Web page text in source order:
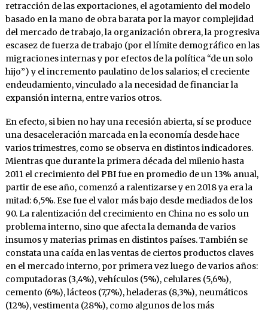
retracción de las exportaciones, el agotamiento del modelo
basado en la mano de obra barata por la mayor complejidad
del mercado de trabajo, la organización obrera, la progresiva
escasez de fuerza de trabajo (por el límite demográfico en las
migraciones internas y por efectos de la política “de un solo
hijo”) y el incremento paulatino de los salarios; el creciente
endeudamiento, vinculado a la necesidad de financiar la
expansión interna, entre varios otros.
En efecto, si bien no hay una recesión abierta, sí se produce
una desaceleración marcada en la economía desde hace
varios trimestres, como se observa en distintos indicadores.
Mientras que durante la primera década del milenio hasta
2011 el crecimiento del PBI fue en promedio de un 13% anual,
partir de ese año, comenzó a ralentizarse y en 2018 ya era la
mitad: 6,5%. Ese fue el valor más bajo desde mediados de los
90. La ralentización del crecimiento en China no es solo un
problema interno, sino que afecta la demanda de varios
insumos y materias primas en distintos países. También se
constata una caída en las ventas de ciertos productos claves
en el mercado interno, por primera vez luego de varios años:
computadoras (3,4%), vehículos (5%), celulares (5,6%),
cemento (6%), lácteos (7,7%), heladeras (8,3%), neumáticos
(12%), vestimenta (28%), como algunos de los más